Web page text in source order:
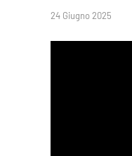
24 Giugno 2025